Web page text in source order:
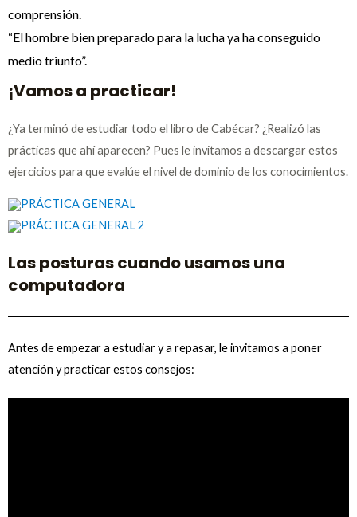
comprensión.
“El hombre bien preparado para la lucha ya ha conseguido
medio triunfo”.
¡Vamos a practicar!
¿Ya terminó de estudiar todo el libro de Cabécar? ¿Realizó las
prácticas que ahí aparecen? Pues le invitamos a descargar estos
ejercicios para que evalúe el nivel de dominio de los conocimientos.
PRÁCTICA GENERAL
PRÁCTICA GENERAL 2
Las posturas cuando usamos una
computadora
Antes de empezar a estudiar y a repasar, le invitamos a poner
atención y practicar estos consejos: